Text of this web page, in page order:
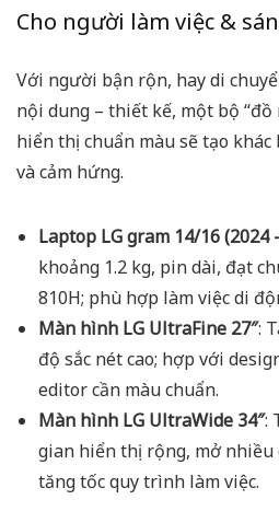
Cho người làm việc &
Với người bận rộn, hay di
nội dung – thiết kế, một bộ “đồ
hiển thị chuẩn màu sẽ tạo
và cảm hứng.
Laptop LG gram 14/16 (2024
khoảng 1.2 kg, pin dài, đạt
810H; phù hợp làm việc di
Màn hình LG UltraFine 27″:
độ sắc nét cao; hợp với
editor cần màu chuẩn.
Màn hình LG UltraWide 34″:
gian hiển thị rộng, mở nhiều
tăng tốc quy trình làm việc.